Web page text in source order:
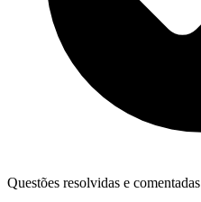
Questões resolvidas e comentadas